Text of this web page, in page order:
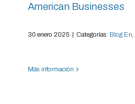
American Businesses
30 enero 2025 | Categorías: Blog En
Más información